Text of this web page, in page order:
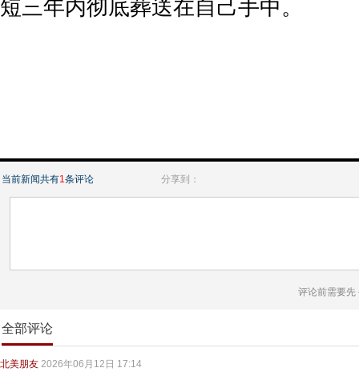
短三年内彻底葬送在自己手中。
当前新闻共有1条评论 分享到：
评论前需要先
全部评论
北美朋友 2026年06月12日 17:14